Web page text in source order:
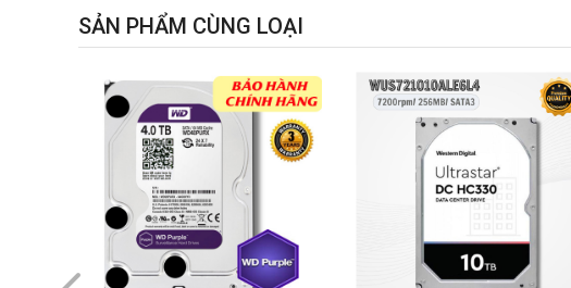
SẢN PHẨM CÙNG LOẠI